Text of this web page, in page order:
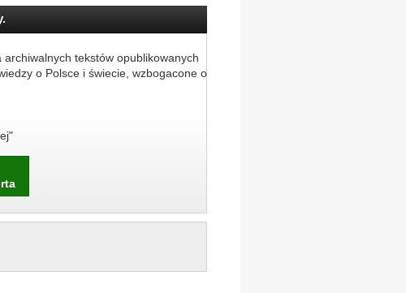
tekstów opublikowanych
o Polsce i świecie, wzbogacone o